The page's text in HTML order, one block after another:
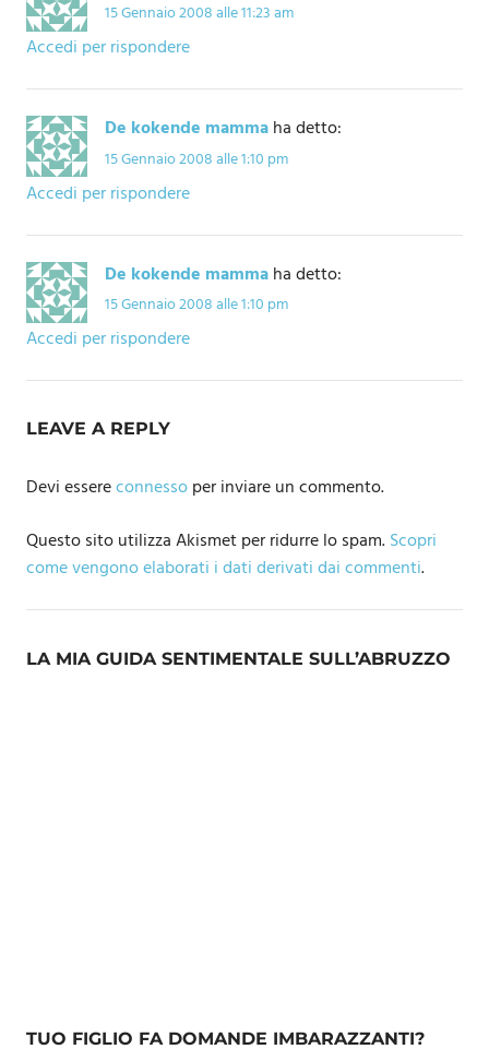
15 Gennaio 2008 alle 11:23 am
Accedi per rispondere
De kokende mammaha detto:
15 Gennaio 2008 alle 1:10 pm
Accedi per rispondere
De kokende mammaha detto:
15 Gennaio 2008 alle 1:10 pm
Accedi per rispondere
LEAVE A REPLY
Devi essereconnessoper inviare un commento.
Questo sito utilizza Akismet per ridurre lo spam.Scopri
come vengono elaborati i dati derivati dai commenti.
LA MIA GUIDA SENTIMENTALE SULL’ABRUZZO
TUO FIGLIO FA DOMANDE IMBARAZZANTI?